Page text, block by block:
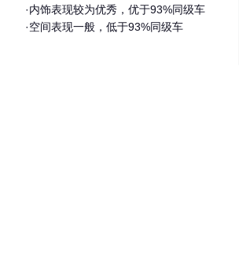
·内饰表现较为优秀，优于93%同级车
·空间表现一般，低于93%同级车